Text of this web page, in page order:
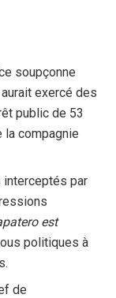
soupçonne
exercé des
public de 53
la compagnie
interceptés par
est
politiques à
de